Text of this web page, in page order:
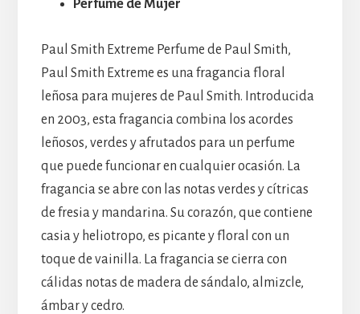
Perfume de Mujer
Paul Smith Extreme Perfume de Paul Smith,
Paul Smith Extreme es una fragancia floral
leñosa para mujeres de Paul Smith. Introducida
en 2003, esta fragancia combina los acordes
leñosos, verdes y afrutados para un perfume
que puede funcionar en cualquier ocasión. La
fragancia se abre con las notas verdes y cítricas
de fresia y mandarina. Su corazón, que contiene
casia y heliotropo, es picante y floral con un
toque de vainilla. La fragancia se cierra con
cálidas notas de madera de sándalo, almizcle,
ámbar y cedro.